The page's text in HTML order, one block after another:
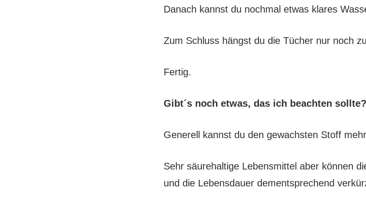
Danach kannst du nochmal etwas klares
Zum Schluss hängst du die Tücher nur noch
Fertig.
Gibt´s noch etwas, das ich beachten sollte?
Generell kannst du den gewachsten Stoff
Sehr säurehaltige Lebensmittel aber können
und die Lebensdauer dementsprechend